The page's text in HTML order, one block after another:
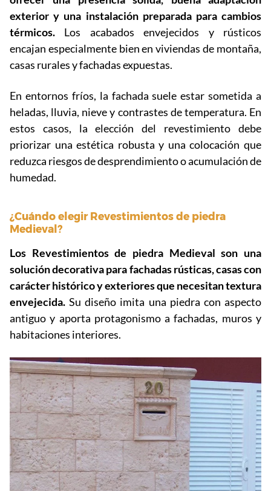
exterior y una instalación preparada para cambios
térmicos. Los acabados envejecidos y rústicos
encajan especialmente bien en viviendas de montaña,
casas rurales y fachadas expuestas.
En entornos fríos, la fachada suele estar sometida a
heladas, lluvia, nieve y contrastes de temperatura. En
estos casos, la elección del revestimiento debe
priorizar una estética robusta y una colocación que
reduzca riesgos de desprendimiento o acumulación de
humedad.
¿Cuándo elegir Revestimientos de piedra
Medieval?
Los Revestimientos de piedra Medieval son una
solución decorativa para fachadas rústicas, casas con
carácter histórico y exteriores que necesitan textura
envejecida. Su diseño imita una piedra con aspecto
antiguo y aporta protagonismo a fachadas, muros y
habitaciones interiores.